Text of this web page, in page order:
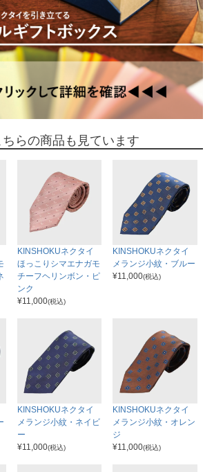
らの商品も見ています
KINSHOKUネクタイ
ほっこりシマエナガモ
チーフヘリンボン・ピ
ンク
¥11,000(税込)
KINSHOKUネクタイ
メランジ小紋・ブルー
¥11,000(税込)
KINSHOKUネクタイ
メランジ小紋・ネイビ
ー
¥11,000(税込)
KINSHOKUネクタイ
メランジ小紋・オレン
ジ
¥11,000(税込)